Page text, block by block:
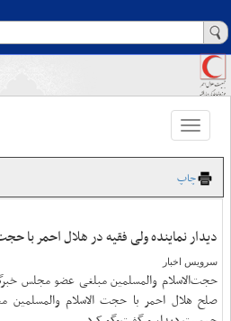
Toggle
navigation
چاپ
دیدار نماینده ولی فقیه در هلال احمر با
سرویس اخبار
حجت‌الاسلام والمسلمین مبلغی عضو مجلس
صلح هلال احمر با حجت الاسلام والمسلمین